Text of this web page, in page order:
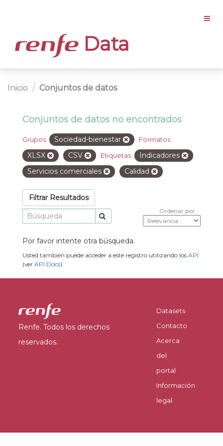
Data
Inicio Conjuntos de datos
Conjuntos de datos no encontrados
Grupos: Sociedad-bienestar Formatos:
XLSX CSV Etiquetas:
Indicadores
Servicios comerciales
Calidad
Filtrar Resultados
Ordenar por
Por favor intente otra búsqueda.
Usted también puede acceder a este registro utilizando los API
(ver API Docs).
Renfe. Todos los derechos
reservados.
Datasets
Contacto
Acerca
del
portal
Información
legal